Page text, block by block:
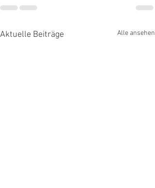
Aktuelle Beiträge Alle ansehen